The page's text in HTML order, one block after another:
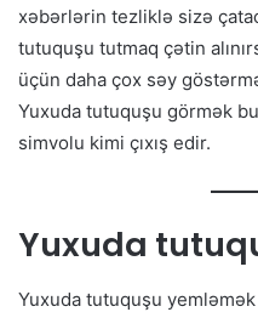
xəbərlərin tezliklə sizə
tutuquşu tutmaq çətin
üçün daha çox səy
Yuxuda tutuquşu görmək
simvolu kimi çıxış edir.
Yuxuda
Yuxuda tutuquşu yemləmək